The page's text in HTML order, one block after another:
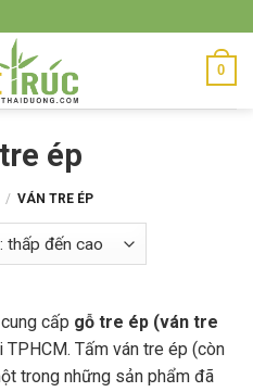
0
ép
/ VÁN TRE ÉP
cấp gỗ tre ép (ván tre
Tấm ván tre ép (còn
trong những sản phẩm đã